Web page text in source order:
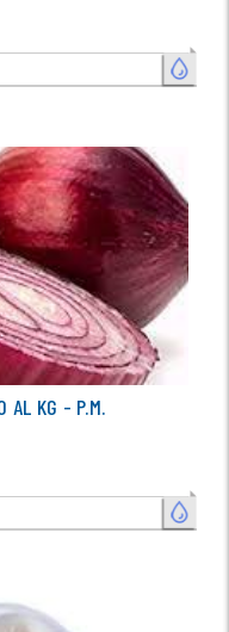
FRESCO
FRESCO
AL KG - P.M.